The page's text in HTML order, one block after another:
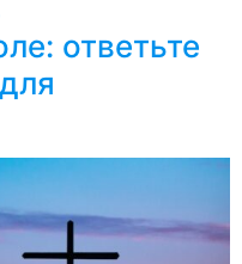
ответьте